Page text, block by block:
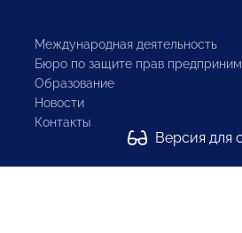
Международная деятельность
Бюро по защите прав
Образование
Новости
Контакты
Версия для